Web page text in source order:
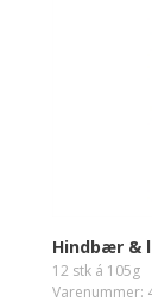
Hindbær &
12 stk á 105g
Varenummer: